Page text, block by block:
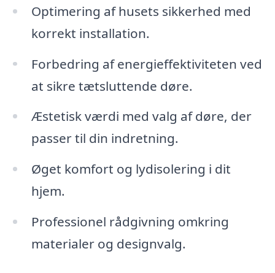
Optimering af husets sikkerhed med
korrekt installation.
Forbedring af energieffektiviteten ved
at sikre tætsluttende døre.
Æstetisk værdi med valg af døre, der
passer til din indretning.
Øget komfort og lydisolering i dit
hjem.
Professionel rådgivning omkring
materialer og designvalg.